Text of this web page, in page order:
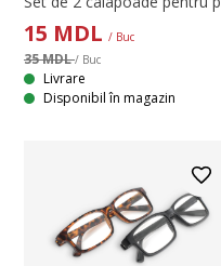
15 MDL / Buc
35 MDL/ Buc
Livrare
Disponibil în magazin